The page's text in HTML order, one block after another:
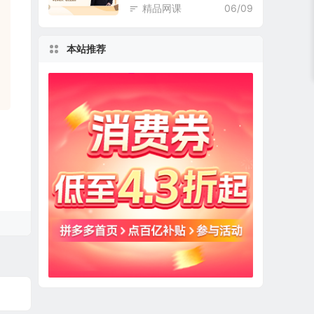
06/09
精品网课
本站推荐